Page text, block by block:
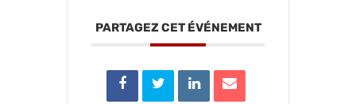
PARTAGEZ CET ÉVÉNEMENT